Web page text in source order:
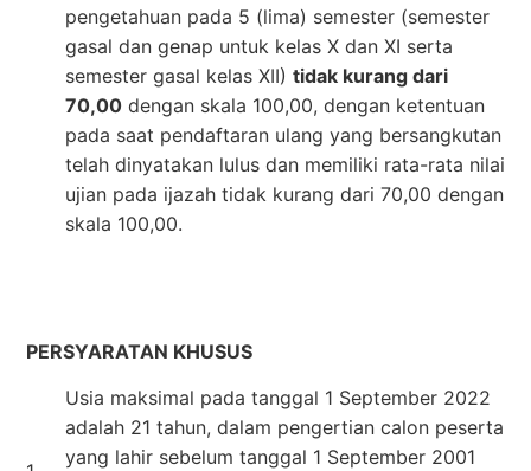
pengetahuan pada 5 (lima) semester (semester
gasal dan genap untuk kelas X dan XI serta
semester gasal kelas XII) tidak kurang dari
70,00 dengan skala 100,00, dengan ketentuan
pada saat pendaftaran ulang yang bersangkutan
telah dinyatakan lulus dan memiliki rata-rata nilai
ujian pada ijazah tidak kurang dari 70,00 dengan
skala 100,00.
PERSYARATAN KHUSUS
Usia maksimal pada tanggal 1 September 2022
adalah 21 tahun, dalam pengertian calon peserta
yang lahir sebelum tanggal 1 September 2001